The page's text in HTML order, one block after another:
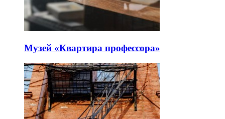
Музей «Квартира профессора»